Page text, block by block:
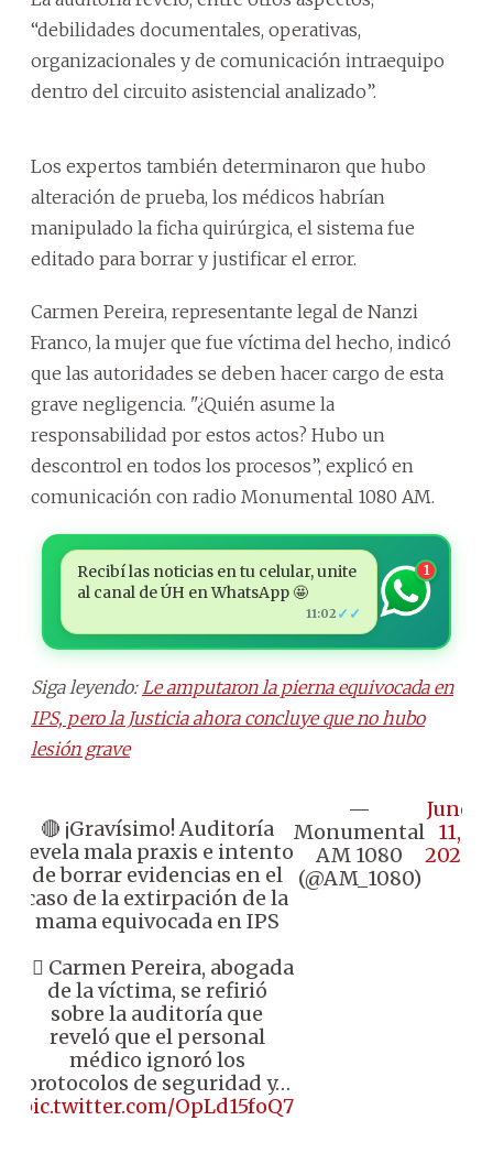
“debilidades documentales, operativas,
organizacionales y de comunicación intraequipo
dentro del circuito asistencial analizado”.
Los expertos también determinaron que hubo
alteración de prueba, los médicos habrían
manipulado la ficha quirúrgica, el sistema fue
editado para borrar y justificar el error.
Carmen Pereira, representante legal de Nanzi
Franco, la mujer que fue víctima del hecho, indicó
que las autoridades se deben hacer cargo de esta
grave negligencia. "¿Quién asume la
responsabilidad por estos actos? Hubo un
descontrol en todos los procesos”, explicó en
comunicación con radio Monumental 1080 AM.
Recibí las noticias en tu celular, unite
al canal de ÚH en WhatsApp 🤩
11:02 ✓✓
1
Siga leyendo: Le amputaron la pierna equivocada en
IPS, pero la Justicia ahora concluye que no hubo
lesión grave
🔴 ¡Gravísimo! Auditoría
revela mala praxis e intento
de borrar evidencias en el
caso de la extirpación de la
mama equivocada en IPS
👉🏼 Carmen Pereira, abogada
de la víctima, se refirió
sobre la auditoría que
reveló que el personal
médico ignoró los
protocolos de seguridad y…
pic.twitter.com/OpLd15foQ7
—
Monumental
AM 1080
(@AM_1080)
June
11,
2026